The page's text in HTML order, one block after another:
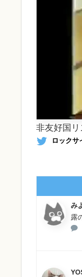
非友好国
ロックサ
み
露